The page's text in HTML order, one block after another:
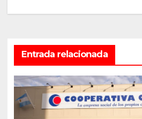
Entrada relacionada